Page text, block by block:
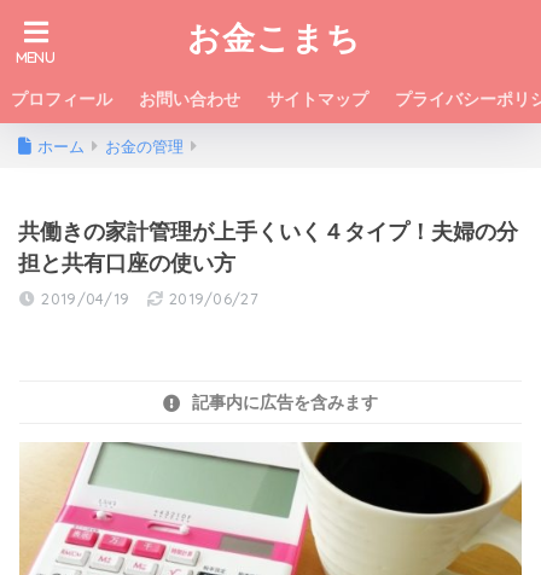
お金こまち
プロフィール お問い合わせ サイトマップ プライバシーポリ
ホーム お金の管理
共働きの家計管理が上手くいく４タイプ！夫婦の分
担と共有口座の使い方
2019/04/19 2019/06/27
記事内に広告を含みます